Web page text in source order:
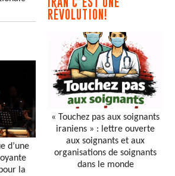
d’une
la
RÉVOLUTION!
« Touchez pas aux soignants
iraniens » : lettre ouverte
aux soignants et aux
organisations de soignants
dans le monde